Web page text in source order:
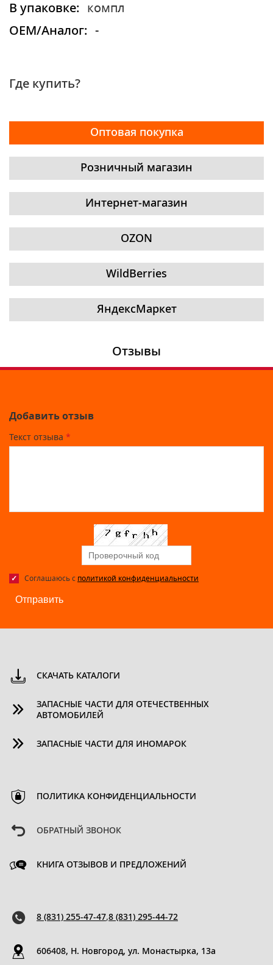
В упаковке:
компл
OEM/Аналог:
-
Где купить?
Оптовая покупка
Розничный магазин
Интернет-магазин
OZON
WildBerries
ЯндексМаркет
Отзывы
Добавить отзыв
Текст отзыва *
Соглашаюсь с политикой конфиденциальности
Отправить
СКАЧАТЬ КАТАЛОГИ
ЗАПАСНЫЕ ЧАСТИ ДЛЯ ОТЕЧЕСТВЕННЫХ
АВТОМОБИЛЕЙ
ЗАПАСНЫЕ ЧАСТИ ДЛЯ ИНОМАРОК
ПОЛИТИКА КОНФИДЕНЦИАЛЬНОСТИ
ОБРАТНЫЙ ЗВОНОК
КНИГА ОТЗЫВОВ И ПРЕДЛОЖЕНИЙ
8 (831) 255-47-47,8 (831) 295-44-72
606408, Н. Новгород, ул. Монастырка, 13a